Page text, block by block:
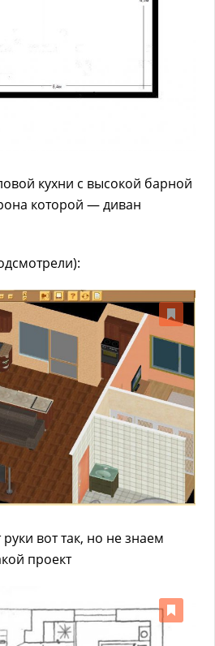
кухни с высокой барной
которой — диван
вот так, но не знаем
проект